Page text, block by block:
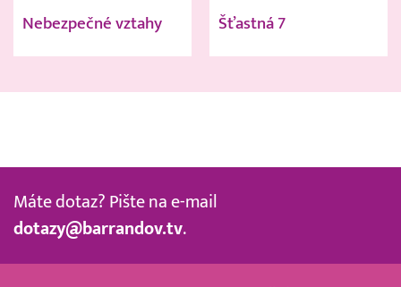
Nebezpečné vztahy Šťastná 7
Máte dotaz? Pište na e-mail
dotazy@barrandov.tv.